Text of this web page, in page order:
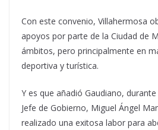
Con este convenio, Villahermosa
apoyos por parte de la Ciudad de
ámbitos, pero principalmente en
deportiva y turística.
Y es que añadió Gaudiano,
Jefe de Gobierno, Miguel Ángel
realizado una exitosa labor para